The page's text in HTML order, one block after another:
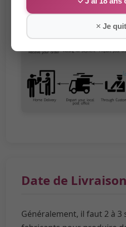
Date de Livraison
Généralement, il faut 2 à 3
Je